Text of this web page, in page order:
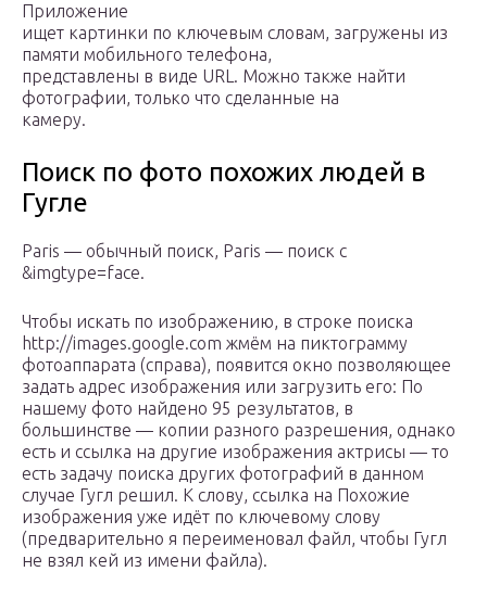
Приложение
ищет картинки по ключевым словам, загружены из
памяти мобильного телефона,
представлены в виде URL. Можно также найти
фотографии, только что сделанные на
камеру.
Поиск по фото похожих людей в
Гугле
Paris — обычный поиск, Paris — поиск с
&imgtype=face.
Чтобы искать по изображению, в строке поиска
http://images.google.com жмём на пиктограмму
фотоаппарата (справа), появится окно позволяющее
задать адрес изображения или загрузить его: По
нашему фото найдено 95 результатов, в
большинстве — копии разного разрешения, однако
есть и ссылка на другие изображения актрисы — то
есть задачу поиска других фотографий в данном
случае Гугл решил. К слову, ссылка на Похожие
изображения уже идёт по ключевому слову
(предварительно я переименовал файл, чтобы Гугл
не взял кей из имени файла).